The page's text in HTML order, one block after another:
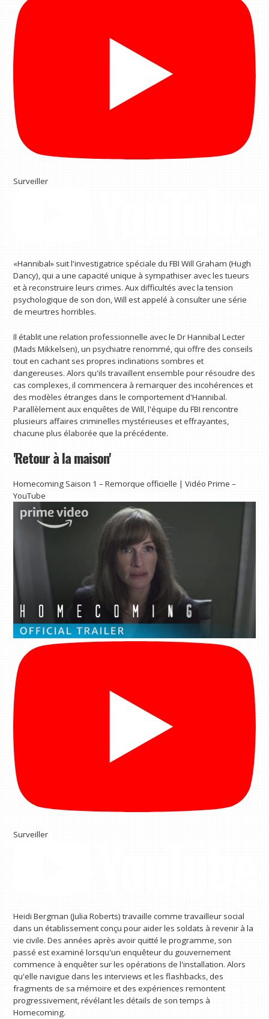
Surveiller
«Hannibal» suit l'investigatrice spéciale du FBI Will Graham (Hugh
Dancy), qui a une capacité unique à sympathiser avec les tueurs
et à reconstruire leurs crimes. Aux difficultés avec la tension
psychologique de son don, Will est appelé à consulter une série
de meurtres horribles.
Il établit une relation professionnelle avec le Dr Hannibal Lecter
(Mads Mikkelsen), un psychiatre renommé, qui offre des conseils
tout en cachant ses propres inclinations sombres et
dangereuses. Alors qu'ils travaillent ensemble pour résoudre des
cas complexes, il commencera à remarquer des incohérences et
des modèles étranges dans le comportement d'Hannibal.
Parallèlement aux enquêtes de Will, l'équipe du FBI rencontre
plusieurs affaires criminelles mystérieuses et effrayantes,
chacune plus élaborée que la précédente.
'Retour à la maison'
Homecoming Saison 1 – Remorque officielle | Vidéo Prime –
YouTube
Surveiller
Heidi Bergman (Julia Roberts) travaille comme travailleur social
dans un établissement conçu pour aider les soldats à revenir à la
vie civile. Des années après avoir quitté le programme, son
passé est examiné lorsqu'un enquêteur du gouvernement
commence à enquêter sur les opérations de l'installation. Alors
qu'elle navigue dans les interviews et les flashbacks, des
fragments de sa mémoire et des expériences remontent
progressivement, révélant les détails de son temps à
Homecoming.